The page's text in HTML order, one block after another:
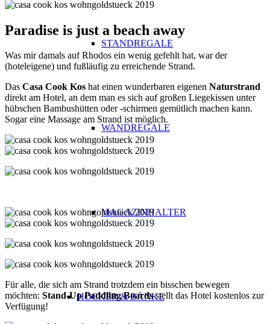
STANDREGALE
WANDREGALE
MAGAZINHALTER
HOCKER & BÄNKE
Paradise is just a beach away
Was mir damals auf Rhodos ein wenig gefehlt hat, war der
(hoteleigene) und fußläufig zu erreichende Strand.
Das Casa Cook Kos hat einen wunderbaren eigenen Naturstrand
direkt am Hotel, an dem man es sich auf großen Liegekissen unter
hübschen Bambushütten oder -schirmen gemütlich machen kann.
Sogar eine Massage am Strand ist möglich.
Für alle, die sich am Strand trotzdem ein bisschen bewegen
möchten: Stand-Up Paddling Boardsstellt das Hotel kostenlos zur
Verfügung!